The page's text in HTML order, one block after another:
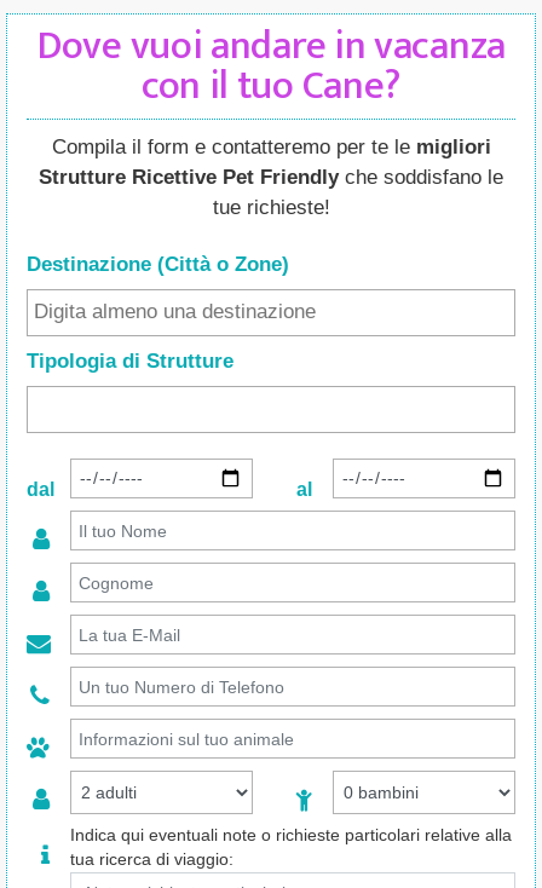
Dove vuoi andare in vacanza
con il tuo Cane?
Compila il form e contatteremo per te le migliori
Strutture Ricettive Pet Friendlyche soddisfano le
tue richieste!
Destinazione (Città o Zone)
Tipologia di Strutture
dal al
Indica qui eventuali note o richieste particolari relative alla
tua ricerca di viaggio: